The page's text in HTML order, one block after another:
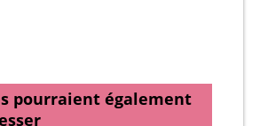
pourraient également